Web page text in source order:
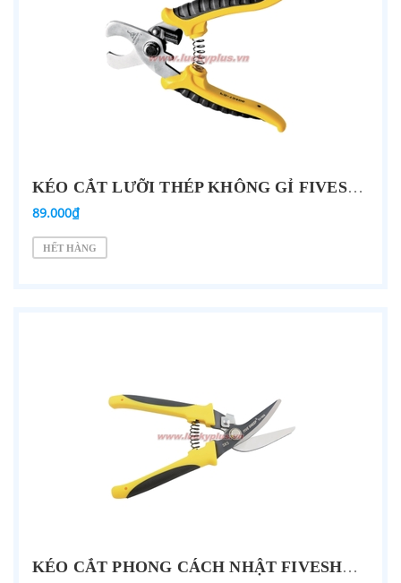
KÉO CẮT LƯỠI THÉP KHÔNG GỈ FIVESHEEP FS-13406 6''/160MM
89.000₫
HẾT HÀNG
KÉO CẮT PHONG CÁCH NHẬT FIVESHEEP FJ-1028 8''/200MM